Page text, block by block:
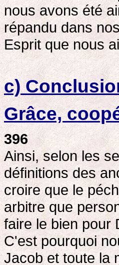
nous avons été
répandu dans
Esprit que nous
c)
Grâce,
396
Ainsi, selon les
définitions des
croire que le
arbitre que
faire le bien pour
C'est pourquoi
Jacob et toute la